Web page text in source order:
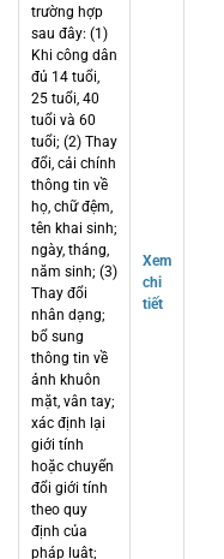
trường hợp
sau đây: (1)
Khi công dân
đủ 14 tuổi,
25 tuổi, 40
tuổi và 60
tuổi; (2) Thay
đổi, cải chính
thông tin về
họ, chữ đệm,
tên khai sinh;
ngày, tháng,
năm sinh; (3)
Thay đổi
nhân dạng;
bổ sung
thông tin về
ảnh khuôn
mặt, vân tay;
xác định lại
giới tính
hoặc chuyển
đổi giới tính
theo quy
định của
pháp luật;
Xem
chi
tiết